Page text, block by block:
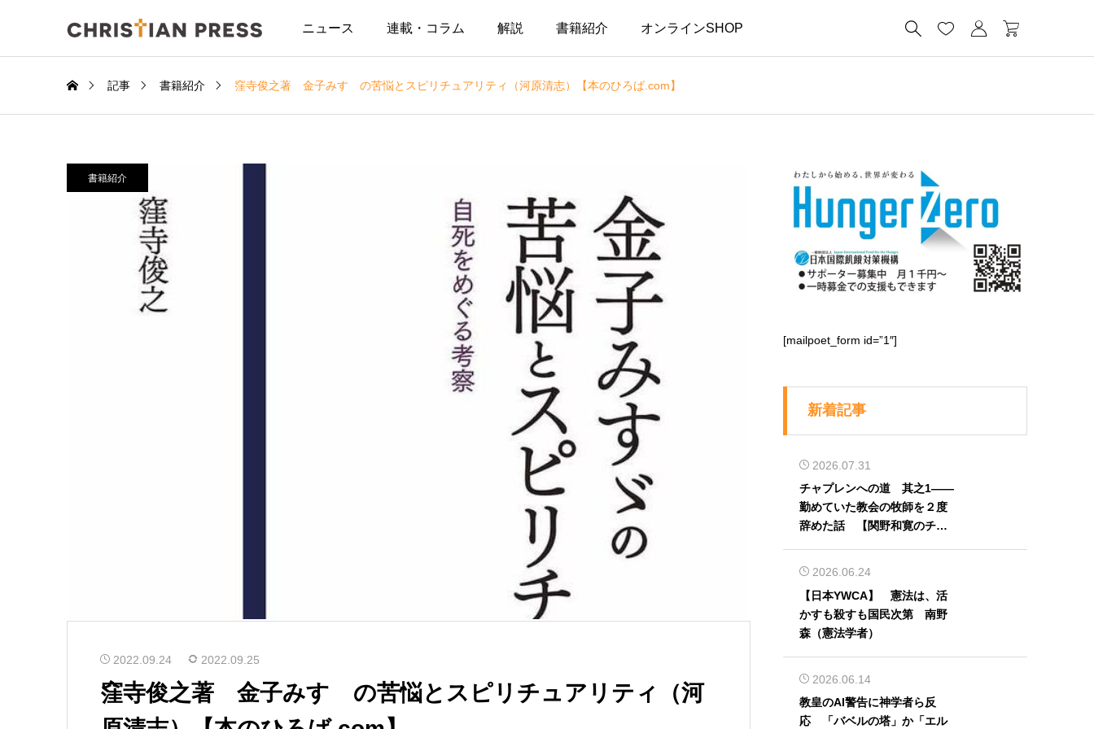
ニュース 連載・コラム 解説 書籍紹介 オンラインSHOP    
記事 書籍紹介 窪寺俊之著 金子みすゞの苦悩とスピリチュアリティ（河原清志）【本のひろば.com】
書籍紹介
2022.09.24 2022.09.25
窪寺俊之著 金子みすゞの苦悩とスピリチュアリティ（河
[mailpoet_form id=”1″]
新着記事
2026.07.31
チャプレンへの道 其之1――
勤めていた教会の牧師を２度
辞めた話 【関野和寛のチャ
2026.06.24
【日本YWCA】 憲法は、活
かすも殺すも国民次第 南野
森（憲法学者）
2026.06.14
教皇のAI警告に神学者ら反
応 「バベルの塔」か「エル